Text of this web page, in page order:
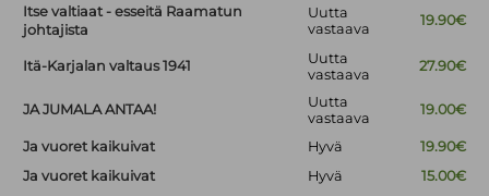
Itse valtiaat - esseitä Raamatun
johtajista
Uutta
vastaava
19.90€
Itä-Karjalan valtaus 1941
Uutta
vastaava
27.90€
JA JUMALA ANTAA!
Uutta
vastaava
19.00€
Ja vuoret kaikuivat Hyvä
19.90€
Ja vuoret kaikuivat
Hyvä
15.00€